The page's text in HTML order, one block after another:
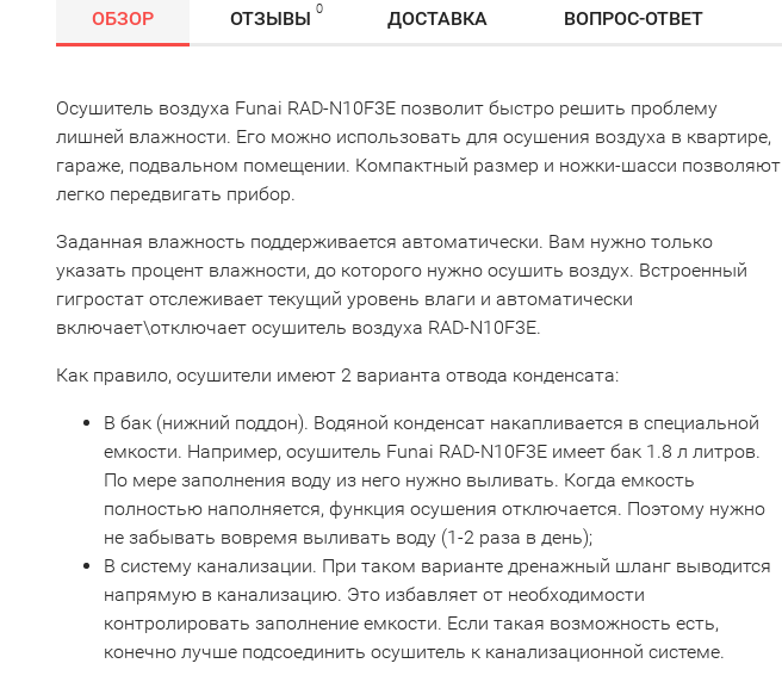
ОБЗОР ОТЗЫВЫ 0 ДОСТАВКА ВОПРОС-ОТВЕТ
Осушитель воздуха Funai RAD-N10F3E позволит быстро решить проблему
лишней влажности. Его можно использовать для осушения воздуха в квартире,
гараже, подвальном помещении. Компактный размер и ножки-шасси позволяют
легко передвигать прибор.
Заданная влажность поддерживается автоматически. Вам нужно только
указать процент влажности, до которого нужно осушить воздух. Встроенный
гигростат отслеживает текущий уровень влаги и автоматически
включает\отключает осушитель воздуха RAD-N10F3E.
Как правило, осушители имеют 2 варианта отвода конденсата:
В бак (нижний поддон). Водяной конденсат накапливается в специальной
емкости. Например, осушитель Funai RAD-N10F3E имеет бак 1.8 л литров.
По мере заполнения воду из него нужно выливать. Когда емкость
полностью наполняется, функция осушения отключается. Поэтому нужно
не забывать вовремя выливать воду (1-2 раза в день);
В систему канализации. При таком варианте дренажный шланг выводится
напрямую в канализацию. Это избавляет от необходимости
контролировать заполнение емкости. Если такая возможность есть,
конечно лучше подсоединить осушитель к канализационной системе.